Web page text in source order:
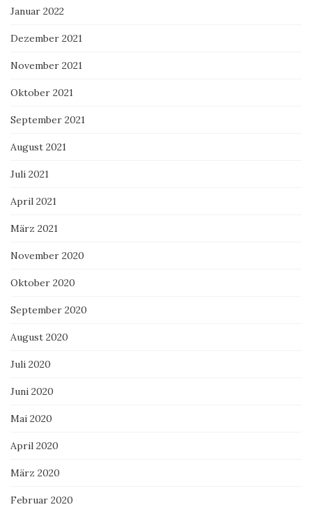
Januar 2022
Dezember 2021
November 2021
Oktober 2021
September 2021
August 2021
Juli 2021
April 2021
März 2021
November 2020
Oktober 2020
September 2020
August 2020
Juli 2020
Juni 2020
Mai 2020
April 2020
März 2020
Februar 2020